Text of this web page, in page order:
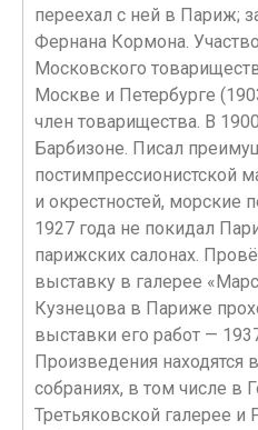
переехал с ней в Париж;
Фернана Кормона.
Московского
Москве и Петербурге
член товарищества. В
Барбизоне. Писал
постимпрессионистской
и окрестностей, морские
1927 года не покидал
парижских салонах.
выставку в галерее
Кузнецова в Париже
выставки его работ —
Произведения находятся
собраниях, в том числе в
Третьяковской галерее и